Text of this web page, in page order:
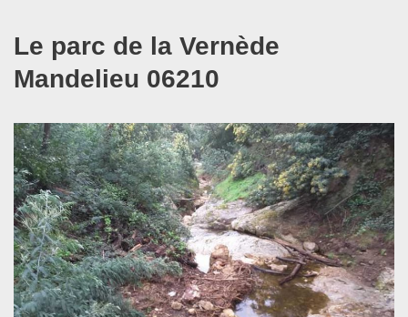
Le parc de la Vernède
Mandelieu 06210